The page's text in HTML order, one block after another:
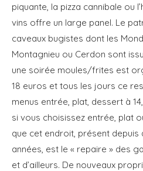
piquante, la pizza cannibale ou
vins offre un large panel. Le
caveaux bugistes dont les
Montagnieu ou Cerdon sont
une soirée moules/frites est
18 euros et tous les jours ce
menus entrée, plat, dessert à
si vous choisissez entrée, plat
que cet endroit, présent
années, est le « repaire » des
et d’ailleurs. De nouveaux